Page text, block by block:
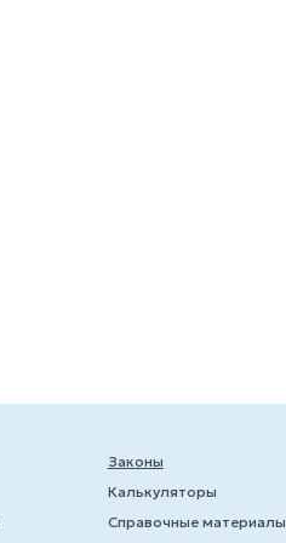
Законы
Калькуляторы
Справочные материалы